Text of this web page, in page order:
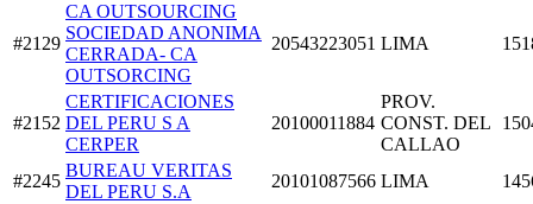
#2129
CA OUTSOURCING
SOCIEDAD ANONIMA
CERRADA- CA
OUTSORCING
20543223051 LIMA
#2152
CERTIFICACIONES
DEL PERU S A
CERPER
20100011884
PROV.
CONST. DEL
CALLAO
#2245
BUREAU VERITAS
DEL PERU S.A
20101087566 LIMA